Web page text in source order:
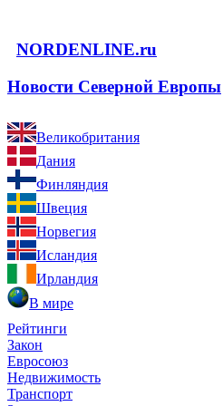
NORDENLINE.ru
Новости Северной Европы
Великобритания
Дания
Финляндия
Швеция
Норвегия
Исландия
Ирландия
В мире
Рейтинги
Закон
Евросоюз
Недвижимость
Транспорт